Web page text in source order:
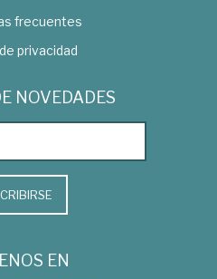
frecuentes
privacidad
NOVEDADES
EN